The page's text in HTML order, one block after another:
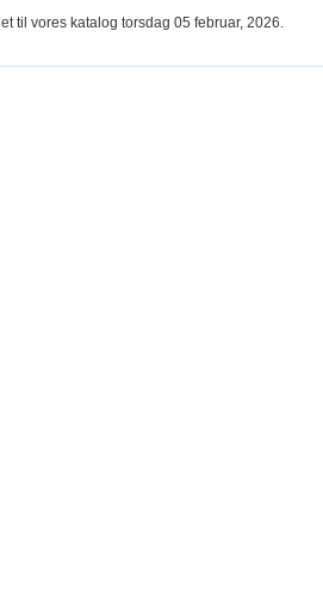
til vores katalog torsdag 05 februar, 2026.